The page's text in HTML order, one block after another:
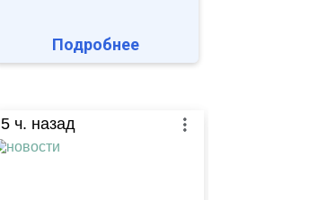
Подробнее
5 ч. назад